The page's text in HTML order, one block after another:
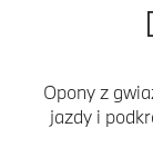
Opony z
jazdy i